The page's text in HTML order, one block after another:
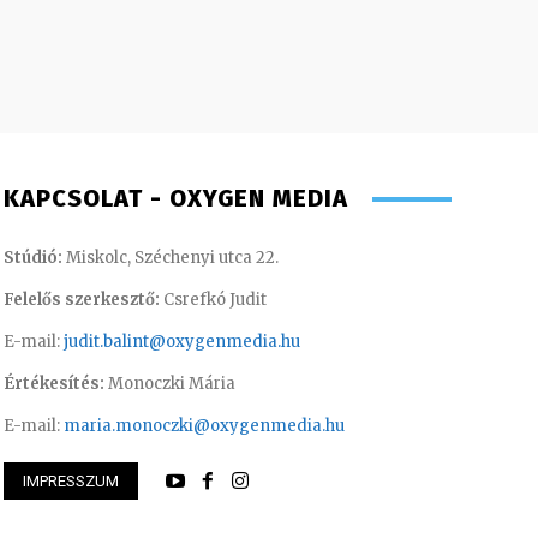
– technikus
KAPCSOLAT - OXYGEN MEDIA
Stúdió: Miskolc, Széchenyi utca 22.
Felelős szerkesztő: Csrefkó Judit
E-mail:judit.balint@oxygenmedia.hu
Értékesítés: Monoczki Mária
E-mail: maria.monoczki@oxygenmedia.hu
IMPRESSZUM